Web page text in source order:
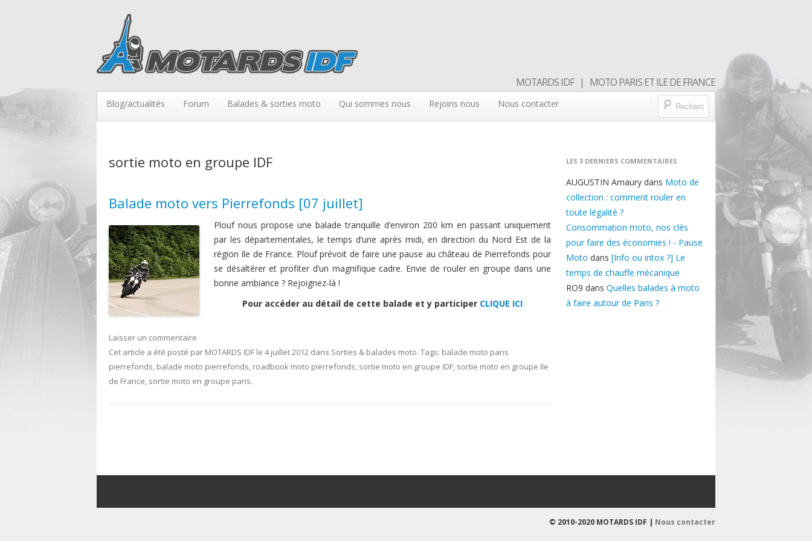
MOTARDS IDF | MOTO PARIS ET ILE DE FRANCE
Blog/actualités Forum Balades & sorties moto Qui sommes nous Rejoins nous Nous contacter
sortie moto en groupe IDF
Balade moto vers Pierrefonds [07 juillet]
Plouf nous propose une balade tranquille d’environ 200 km en passant uniquement
par les départementales, le temps d’une après midi, en direction du Nord Est de la
région Ile de France. Plouf prévoit de faire une pause au château de Pierrefonds pour
se désaltérer et profiter d’un magnifique cadre. Envie de rouler en groupe dans une
bonne ambiance ? Rejoignez-là !
Pour accéder au détail de cette balade et y participer CLIQUE ICI
Laisser un commentaire
Cet article a été posté par MOTARDS IDF le 4 juillet 2012 dans Sorties & balades moto. Tags: balade moto paris
pierrefonds, balade moto pierrefonds, roadbook moto pierrefonds, sortie moto en groupe IDF, sortie moto en groupe Ile
de France, sortie moto en groupe paris.
LES 3 DERNIERS COMMENTAIRES
AUGUSTIN Amaurydans Moto de
collection : comment rouler en
toute légalité ?
Consommation moto, nos clés
pour faire des économies ! - Pause
Moto dans [Info ou intox ?] Le
temps de chauffe mécanique
RO9 dans Quelles balades à moto
à faire autour de Paris ?
© 2010-2020 MOTARDS IDF | Nous contacter